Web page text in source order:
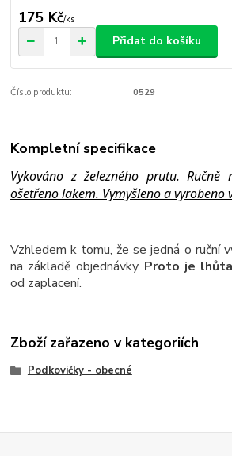
175 Kč/ks
Přidat do košíku
Číslo produktu: 0529
Kompletní specifikace
Vykováno z železného prutu. Ručně
ošetřeno lakem. Vymyšleno a vyrobeno
Vzhledem k tomu, že se jedná o ruční
na základě objednávky. Proto je
od zaplacení.
Zboží zařazeno v kategoriích
Podkovičky - obecné